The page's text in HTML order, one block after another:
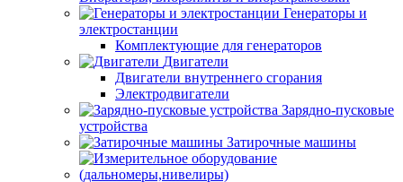
Генераторы и
электростанции
Комплектующие для генераторов
Двигатели
Двигатели внутреннего сгорания
Электродвигатели
Зарядно-пусковые
устройства
Затирочные машины